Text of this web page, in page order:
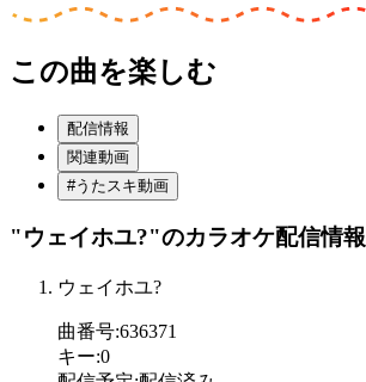
この曲を楽しむ
配信情報
関連動画
#うたスキ動画
"ウェイホユ?"のカラオケ配信情報
ウェイホユ?
曲番号:636371
キー:0